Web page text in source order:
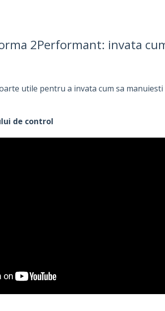
2Performant: invata
utile pentru a invata cum sa
de control